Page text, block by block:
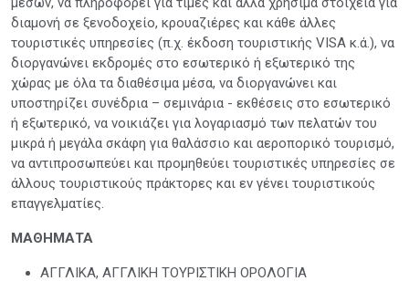
διαμονή σε ξενοδοχείο, κρουαζιέρες και κάθε άλλες
τουριστικές υπηρεσίες (π.χ. έκδοση τουριστικής VISA κ.ά.), να
διοργανώνει εκδρομές στο εσωτερικό ή εξωτερικό της
χώρας με όλα τα διαθέσιμα μέσα, να διοργανώνει και
υποστηρίζει συνέδρια – σεμινάρια - εκθέσεις στο εσωτερικό
ή εξωτερικό, να νοικιάζει για λογαριασμό των πελατών του
μικρά ή μεγάλα σκάφη για θαλάσσιο και αεροπορικό τουρισμό,
να αντιπροσωπεύει και προμηθεύει τουριστικές υπηρεσίες σε
άλλους τουριστικούς πράκτορες και εν γένει τουριστικούς
επαγγελματίες.
ΜΑΘΗΜΑΤΑ
​ΑΓΓΛΙΚΑ, ΑΓΓΛΙΚΗ ΤΟΥΡΙΣΤΙΚΗ ΟΡΟΛΟΓΙΑ